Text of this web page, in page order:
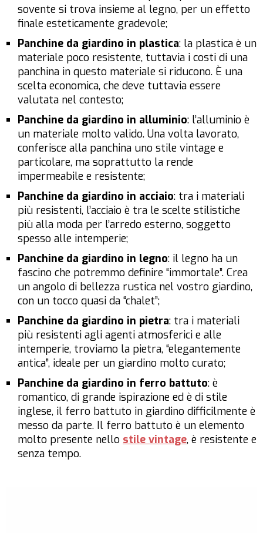
sovente si trova insieme al legno, per un effetto
finale esteticamente gradevole;
Panchine da giardino in plastica: la plastica è un
materiale poco resistente, tuttavia i costi di una
panchina in questo materiale si riducono. È una
scelta economica, che deve tuttavia essere
valutata nel contesto;
Panchine da giardino in alluminio: l’alluminio è
un materiale molto valido. Una volta lavorato,
conferisce alla panchina uno stile vintage e
particolare, ma soprattutto la rende
impermeabile e resistente;
Panchine da giardino in acciaio: tra i materiali
più resistenti, l’acciaio è tra le scelte stilistiche
più alla moda per l’arredo esterno, soggetto
spesso alle intemperie;
Panchine da giardino in legno: il legno ha un
fascino che potremmo definire “immortale”. Crea
un angolo di bellezza rustica nel vostro giardino,
con un tocco quasi da “chalet”;
Panchine da giardino in pietra: tra i materiali
più resistenti agli agenti atmosferici e alle
intemperie, troviamo la pietra, “elegantemente
antica”, ideale per un giardino molto curato;
Panchine da giardino in ferro battuto: è
romantico, di grande ispirazione ed è di stile
inglese, il ferro battuto in giardino difficilmente è
messo da parte. Il ferro battuto è un elemento
molto presente nello stile vintage, è resistente e
senza tempo.